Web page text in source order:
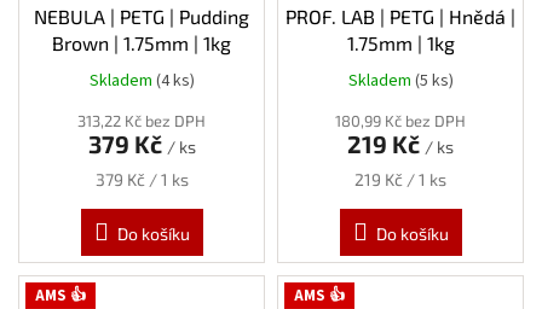
NEBULA | PETG | Pudding
Brown | 1.75mm | 1kg
Skladem (4 ks)
313,22 Kč bez DPH
379 Kč / ks
Měrná
379 Kč / 1 ks
Do košíku
PROF. LAB | PETG | Hnědá |
1.75mm | 1kg
Skladem (5 ks)
180,99 Kč bez DPH
219 Kč / ks
Měrná
219 Kč / 1 ks
Do košíku
AMS 👍 AMS 👍